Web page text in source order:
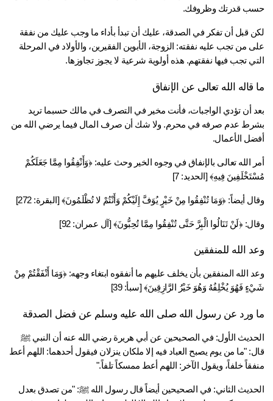
قدرتك وظروفك.
لكن قبل أن تفكر في الصدقة، عليك أن تبدأ بأداء ما وجب عليك من نفقة
على من تجب عليه نفقته: الزوجة، الأبوين الفقيرين، والأولاد في المرحلة
تجب فيها نفقتهم. هذه أولوية شرعية لا يجوز تجاوزها.
قاله الله تعالى عن الإنفاق
بشرط عدم صرفه في محرم. ولا شك أن صرف المال فيما يرضي الله من
الأعمال.
أمر الله تعالى بالإنفاق في وجوه الخير وحث عليه: ﴿وَأَنْفِقُوا مِمَّا جَعَلَكُمْ
فِيهِ﴾ [الحديد: 7]
أيضاً: ﴿وَمَا تُنْفِقُوا مِنْ خَيْرٍ يُوَفَّ إِلَيْكُمْ وَأَنْتُمْ لا تُظْلَمُونَ﴾ [البقرة: 272]
﴿لَنْ تَنَالُوا الْبِرَّ حَتَّى تُنْفِقُوا مِمَّا تُحِبُّونَ﴾ [آل عمران: 92]
الله للمنفقين
وعد الله المنفقين بأن يخلف عليهم ما أنفقوه ابتغاء وجهه: ﴿وَمَا أَنْفَقْتُمْ مِنْ
فَهُوَ يُخْلِفُهُ وَهُوَ خَيْرُ الرَّازِقِينَ﴾ [سبأ: 39]
ورد عن رسول الله صلى الله عليه وسلم عن فضل الصدقة
الحديث الأول: في الصحيحين عن أبي هريرة رضي الله عنه أن النبي ﷺ
خلفاً، ويقول الآخر: اللهم أعط ممسكاً تلفاً."
الحديث الثاني: في الصحيحين أيضاً قال رسول الله ﷺ: "من تصدق بعدل